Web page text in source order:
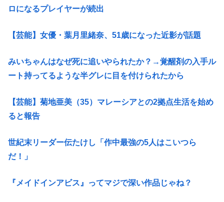
ロになるプレイヤーが続出
【芸能】女優・葉月里緒奈、51歳になった近影が話題
みいちゃんはなぜ死に追いやられたか？→覚醒剤の入手ル
ート持ってるような半グレに目を付けられたから
【芸能】菊地亜美（35）マレーシアとの2拠点生活を始め
ると報告
世紀末リーダー伝たけし「作中最強の5人はこいつら
だ！」
『メイドインアビス』ってマジで深い作品じゃね？